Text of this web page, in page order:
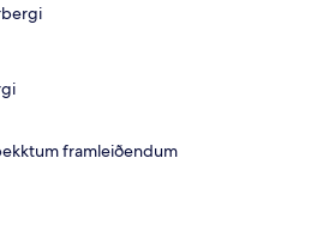
framleiðendum